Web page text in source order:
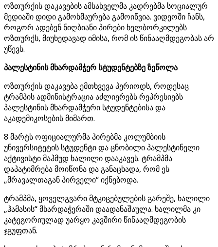
ოზთურქის დაკავების ამსახველმა კადრებმა სოციალურ
მედიაში დიდი გამოხმაურება გამოიწვია. ვიდეოში ჩანს,
როგორ ადებენ ნიღბიანი პირები ხელბორკილებს
ოზთურქს, მიუხედავად იმისა, რომ ის წინააღმდეგობას არ
უწევს.
პალესტინის მხარდამჭერ სტუდენტებზე ზეწოლა
ოზთურქის დაკავება ემთხვევა პერიოდს, როდესაც
ტრამპის ადმინისტრაცია აძლიერებს რეპრესიებს
პალესტინის მხარდამჭერი სტუდენტებისა და
აკადემიკოსების მიმართ.
8 მარტს ოფიციალურმა პირებმა კოლუმბიის
უნივერსიტეტის სტუდენტი და ცნობილი პალესტინელი
აქტივისტი მაჰმუდ ხალილი დააკავეს. ტრამპმა
დაპატიმრება მოიწონა და განაცხადა, რომ ეს
„მრავალთაგან პირველი“ იქნებოდა.
ტრამპმა, ყოველგვარი მტკიცებულების გარეშე, ხალილი
„ჰამასის“ მხარდაჭერაში დაადანაშაულა. ხალილმა კი
კატეგორიულად უარყო კავშირი წინააღმდეგობის
ჯგუფთან.